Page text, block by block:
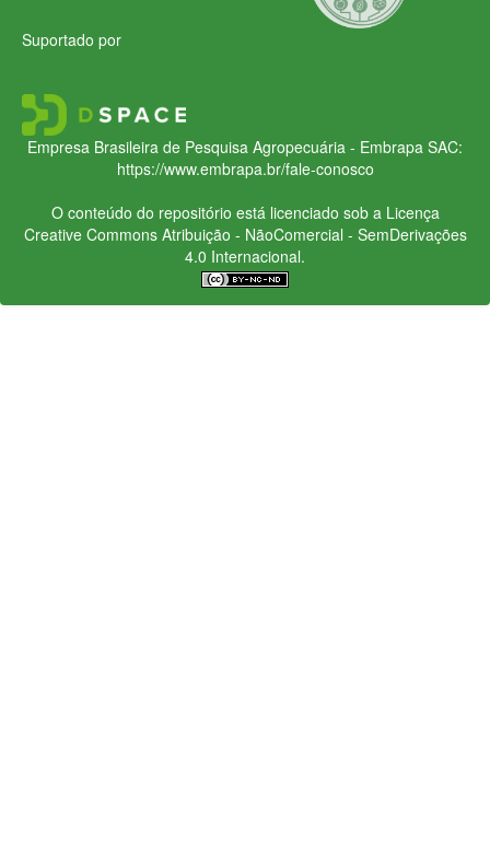
Suportado por
Empresa Brasileira de Pesquisa Agropecuária - Embrapa SAC:
https://www.embrapa.br/fale-conosco
O conteúdo do repositório está licenciado sob a Licença
Creative CommonsAtribuição - NãoComercial - SemDerivações
4.0 Internacional.